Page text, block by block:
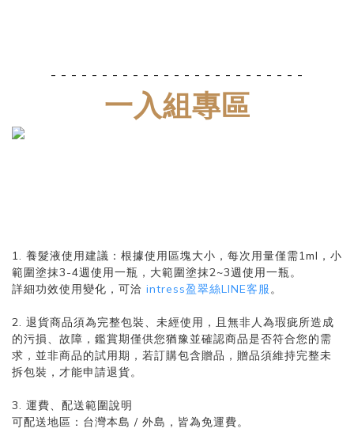
- - - - - - - - - - - - - - - - - - - - - - - - -
一入組專區
1. 養髮液使用建議：根據使用區塊大小，每次用量僅需1ml，小
範圍塗抹3-4週使用一瓶，大範圍塗抹2~3週使用一瓶。
詳細功效使用變化，可洽 intress盈翠絲LINE客服。
2. 退貨商品須為完整包裝、未經使用，且無非人為瑕疵所造成
的污損、故障，鑑賞期僅供您猶豫並確認商品是否符合您的需
求，並非商品的試用期，若訂購包含贈品，贈品須維持完整未
拆包裝，才能申請退貨。
3. 運費、配送範圍說明
可配送地區：台灣本島 / 外島，皆為免運費。